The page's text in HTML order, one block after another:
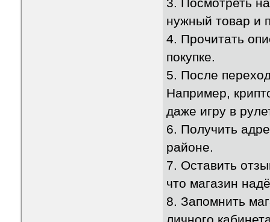
3. Посмотреть
нужный товар и
4. Прочитать
покупке.
5. После
Например,
даже игру в
6. Получить
районе.
7. Оставить
что магазин
8. Запомнить